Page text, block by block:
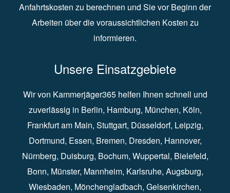
Anfahrtskosten zu berechnen und Sie vor Beginn der
Arbeiten über die voraussichtlichen Kosten zu
informieren.
Unsere Einsatzgebiete
Wir von Kammerjäger365 helfen Ihnen schnell und
zuverlässig in Berlin⁠, Hamburg⁠, München, Köln⁠,
Frankfurt am Main⁠, Stuttgart⁠, Düsseldorf⁠, Leipzig⁠,
Dortmund⁠, Essen⁠, Bremen⁠, Dresden⁠, Hannover⁠,
Nürnberg⁠, Duisburg⁠⁠, Bochum⁠, Wuppertal⁠⁠, Bielefeld⁠⁠,
Bonn⁠⁠, Münster⁠⁠, Mannheim⁠, Karlsruhe⁠, Augsburg⁠,
Wiesbaden⁠⁠, Mönchengladbach⁠, Gelsenkirchen⁠⁠,